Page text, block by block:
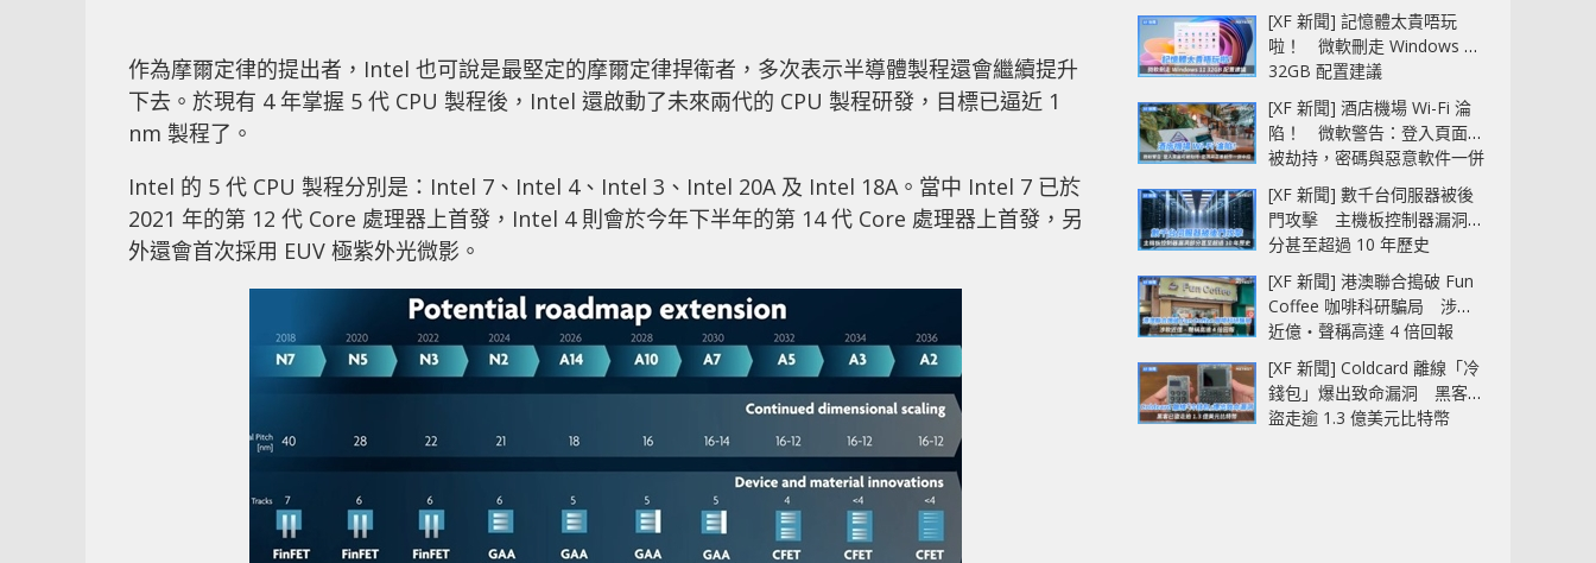
作為摩爾定律的提出者，Intel 也可說是最堅定的摩爾定律捍衛者，多次表示半導體製程還會繼續提升
下去。於現有 4 年掌握 5 代 CPU 製程後，Intel 還啟動了未來兩代的 CPU 製程研發，目標已逼近 1
nm 製程了。
Intel 的 5 代 CPU 製程分別是：Intel 7、Intel 4、Intel 3、Intel 20A 及 Intel 18A。當中 Intel 7 已於
2021 年的第 12 代 Core 處理器上首發，Intel 4 則會於今年下半年的第 14 代 Core 處理器上首發，另
外還會首次採用 EUV 極紫外光微影。
[XF 新聞] 記憶體太貴唔玩
啦！ 微軟刪走 Windows 11
32GB 配置建議
[XF 新聞] 酒店機場 Wi-Fi 淪
陷！ 微軟警告：登入頁面可
被劫持，密碼與惡意軟件一併
中招
[XF 新聞] 數千台伺服器被後
門攻擊 主機板控制器漏洞部
分甚至超過 10 年歷史
[XF 新聞] 港澳聯合搗破 Fun
Coffee 咖啡科研騙局 涉款
近億‧聲稱高達 4 倍回報
[XF 新聞] Coldcard 離線「冷
錢包」爆出致命漏洞 黑客已
盜走逾 1.3 億美元比特幣